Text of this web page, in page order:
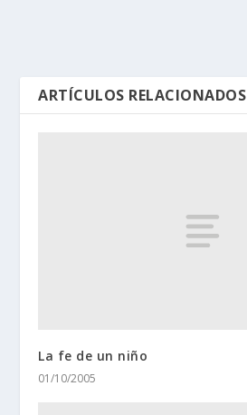
ARTÍCULOS RELACIONADOS
La fe de un niño
01/10/2005